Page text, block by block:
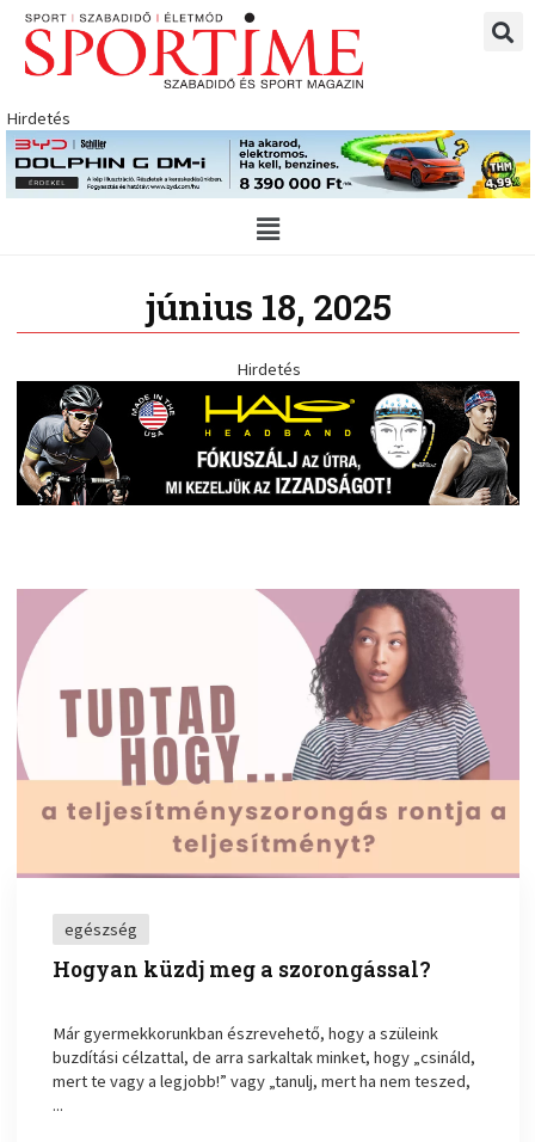
Skip
content
Hirdetés
Main
Menu
június 18, 2025
Hirdetés
egészség
Hogyan küzdj meg a szorongással?
Már gyermekkorunkban észrevehető, hogy a szüleink
buzdítási célzattal, de arra sarkaltak minket, hogy „csináld,
mert te vagy a legjobb!” vagy „tanulj, mert ha nem teszed,
...